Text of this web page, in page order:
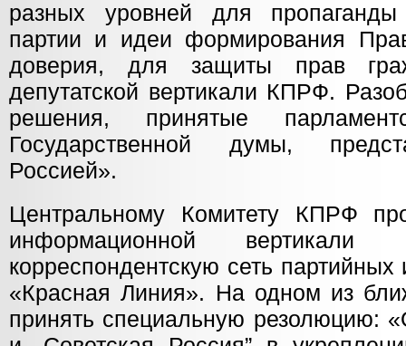
разных уровней для
партии и идеи формирования
доверия, для защиты прав
депутатской вертикали КПРФ.
решения, принятые
Государственной думы,
Россией».
Центральному Комитету КПРФ
информационной
корреспондентскую сеть
«Красная Линия». На одном из
принять специальную резолюцию: